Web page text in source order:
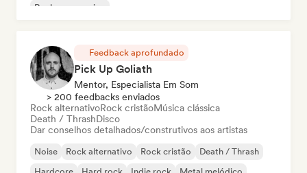
Rock progressivo
Feedback aprofundado
Pick Up Goliath
Mentor, Especialista Em Som
> 200 feedbacks enviados
Rock alternativoRock cristãoMúsica clássica
Death / ThrashDisco
Dar conselhos detalhados/construtivos aos artistas
Noise Rock alternativo Rock cristão
Death / Thrash